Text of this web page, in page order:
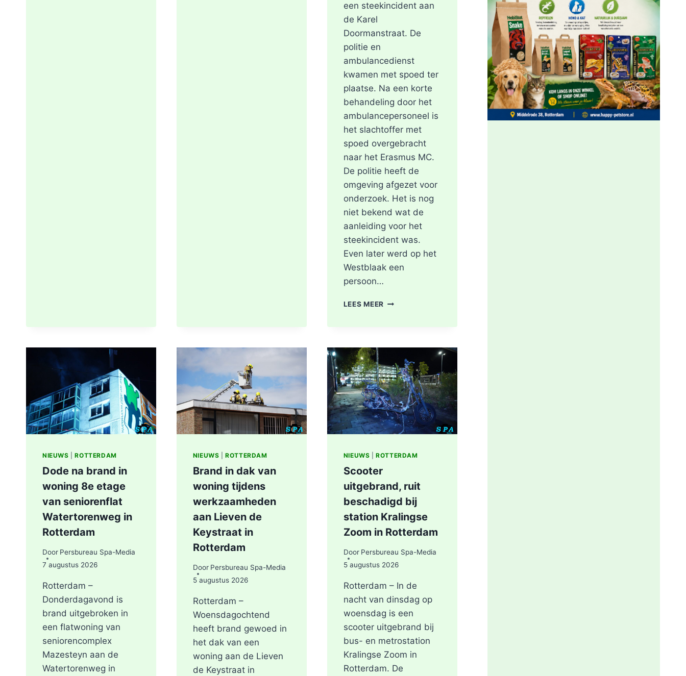
een steekincident aan
de Karel
Doormanstraat. De
politie en
ambulancedienst
kwamen met spoed ter
plaatse. Na een korte
behandeling door het
ambulancepersoneel is
het slachtoffer met
spoed overgebracht
naar het Erasmus MC.
De politie heeft de
omgeving afgezet voor
onderzoek. Het is nog
niet bekend wat de
aanleiding voor het
steekincident was.
Even later werd op het
Westblaak een
persoon…
LEES MEERPOLITIE
ROTTERDAM
KAREL
DOORMANSTRAAT
IN
ROTTERDAM
NIEUWS |ROTTERDAM
Dode na brand in
woning 8e etage
van seniorenflat
Watertorenweg in
Rotterdam
Door Persbureau Spa-Media
7 augustus 2026
Rotterdam –
Donderdagavond is
brand uitgebroken in
een flatwoning van
seniorencomplex
Mazesteyn aan de
Watertorenweg in
NIEUWS |ROTTERDAM
Brand in dak van
woning tijdens
werkzaamheden
aan Lieven de
Keystraat in
Rotterdam
Door Persbureau Spa-Media
5 augustus 2026
Rotterdam –
Woensdagochtend
heeft brand gewoed in
het dak van een
woning aan de Lieven
de Keystraat in
NIEUWS |ROTTERDAM
Scooter
uitgebrand, ruit
beschadigd bij
station Kralingse
Zoom in Rotterdam
Door Persbureau Spa-Media
5 augustus 2026
Rotterdam – In de
nacht van dinsdag op
woensdag is een
scooter uitgebrand bij
bus- en metrostation
Kralingse Zoom in
Rotterdam. De